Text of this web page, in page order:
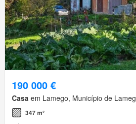
190 000 €
Casa em Lamego, Município de
347 m²